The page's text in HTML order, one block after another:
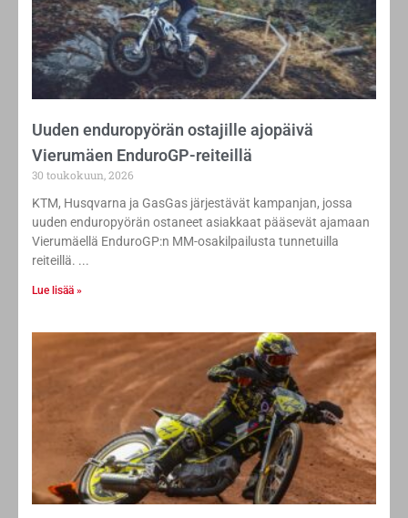
Uuden enduropyörän ostajille ajopäivä
Vierumäen EnduroGP-reiteillä
30 toukokuun, 2026
KTM, Husqvarna ja GasGas järjestävät kampanjan, jossa
uuden enduropyörän ostaneet asiakkaat pääsevät ajamaan
Vierumäellä EnduroGP:n MM-osakilpailusta tunnetuilla
reiteillä.
Lue lisää »